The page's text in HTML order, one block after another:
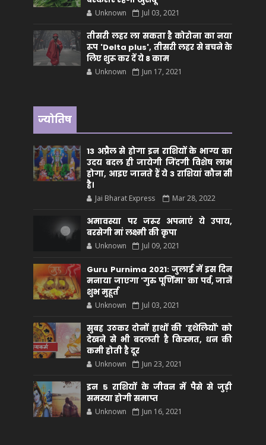
Unknown Jul 03, 2021
तीसरी लहर ला सकता है कोरोना का नया
रूप 'Delta plus', तीसरी लहर से बचने के
लिए शुरू कर दें ये 8 काम
Unknown Jun 17, 2021
ज्योतिष
13 अप्रैल से होगा इन राशियों के भाग्य का
उदय बदल ही जायेगी जिंदगी विशेष लाभ
होगा, आइए जानते हैं ये 3 राशियां कौन सीं
है।
Jai Bharat Express Mar 28, 2022
अमावस्या पर जरूर अपनाएं ये उपाय,
बरसेगी मां लक्ष्मी की कृपा
Unknown Jul 09, 2021
Guru Purnima 2021: जुलाई में इस दिन
मनाया जाएगा 'गुरु पूर्णिमा' का पर्व, जानें
शुभ मुहूर्त
Unknown Jul 03, 2021
सुबह उठकर दोनों हाथों की 'हथेलियों' को
देखने से भी बदलती है किस्मत, धन की
कमी होती है दूर
Unknown Jun 23, 2021
इन 5 राशियों के जीवन में पैसे से जुड़ी
समस्या होगी समाप्त
Unknown Jun 16, 2021